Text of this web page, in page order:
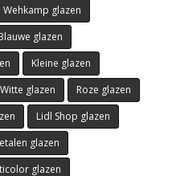
Wehkamp glazen
glazen
Kleine glazen
Witte glazen
Roze glazen
Lidl Shop glazen
glazen
glazen